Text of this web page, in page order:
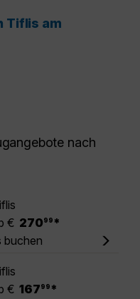
Tiflis am
nach
€ 270 99 *
buchen
€ 167 99 *